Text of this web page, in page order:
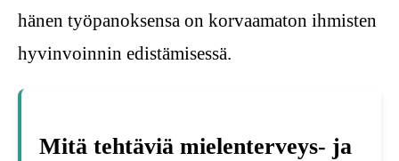
hänen työpanoksensa on korvaamaton ihmisten
hyvinvoinnin edistämisessä.
Mitä tehtäviä mielenterveys- ja